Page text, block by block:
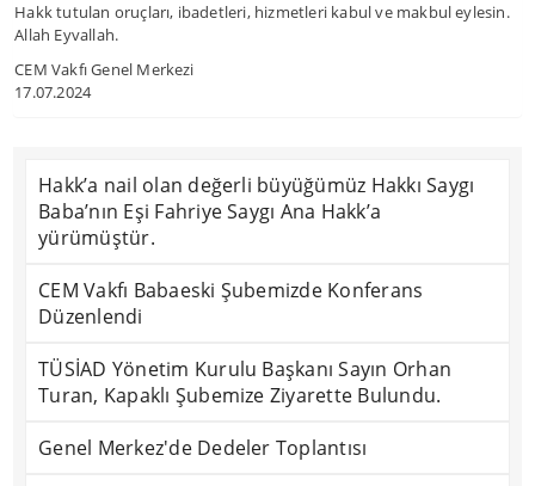
Hakk tutulan oruçları, ibadetleri, hizmetleri kabul ve makbul eylesin.
Allah Eyvallah.
CEM Vakfı Genel Merkezi
17.07.2024
Hakk’a nail olan değerli büyüğümüz Hakkı Saygı
Baba’nın Eşi Fahriye Saygı Ana Hakk’a
yürümüştür.
CEM Vakfı Babaeski Şubemizde Konferans
Düzenlendi
TÜSİAD Yönetim Kurulu Başkanı Sayın Orhan
Turan, Kapaklı Şubemize Ziyarette Bulundu.
Genel Merkez'de Dedeler Toplantısı